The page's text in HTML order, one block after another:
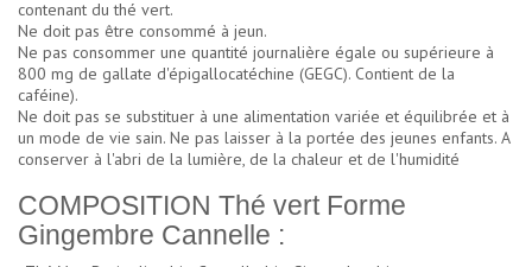
contenant du thé vert.
Ne doit pas être consommé à jeun.
Ne pas consommer une quantité journalière égale ou supérieure à
800 mg de gallate d'épigallocatéchine (GEGC). Contient de la
caféine).
Ne doit pas se substituer à une alimentation variée et équilibrée et à
un mode de vie sain. Ne pas laisser à la portée des jeunes enfants. A
conserver à l'abri de la lumière, de la chaleur et de l'humidité
COMPOSITION Thé vert Forme
Gingembre Cannelle :